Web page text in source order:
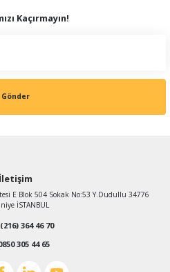
Kaçırmayın!
Gönder
İletişim
E Blok 504 Sokak No:53 Y.Dudullu 34776
İSTANBUL
364 46 70
305 44 65